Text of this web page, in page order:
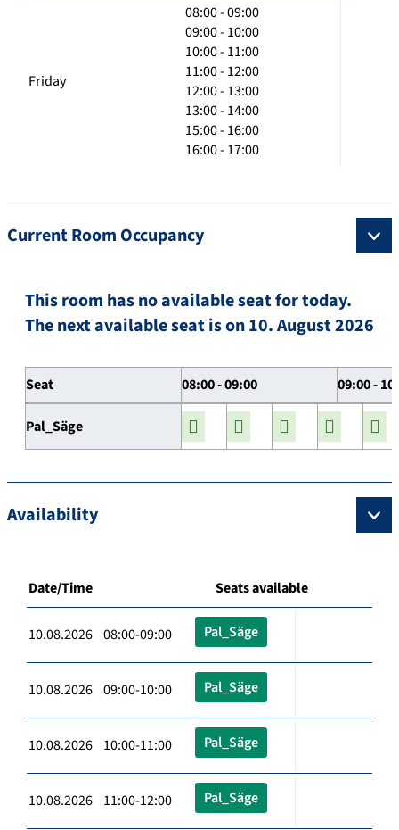
Friday
08:00 - 09:00
09:00 - 10:00
10:00 - 11:00
11:00 - 12:00
12:00 - 13:00
13:00 - 14:00
15:00 - 16:00
16:00 - 17:00
Current Room Occupancy
This room has no available seat for today.
The next available seat is on 10. August 2026
Seat 08:00 - 09:00 09:00 -
Pal_Säge
Availability
Date/Time Seats available
10.08.2026 08:00-09:00 Pal_Säge
10.08.2026 09:00-10:00 Pal_Säge
10.08.2026 10:00-11:00 Pal_Säge
10.08.2026 11:00-12:00 Pal_Säge